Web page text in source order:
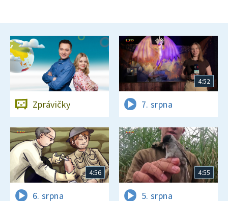
Zprávičky
4:52
7. srpna
4:56
6. srpna
4:55
5. srpna